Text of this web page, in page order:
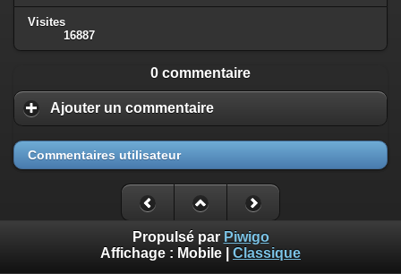
Visites
16887
0 commentaire
Ajouter un commentaire
Commentaires utilisateur
Propulsé par Piwigo
Affichage : Mobile Classique